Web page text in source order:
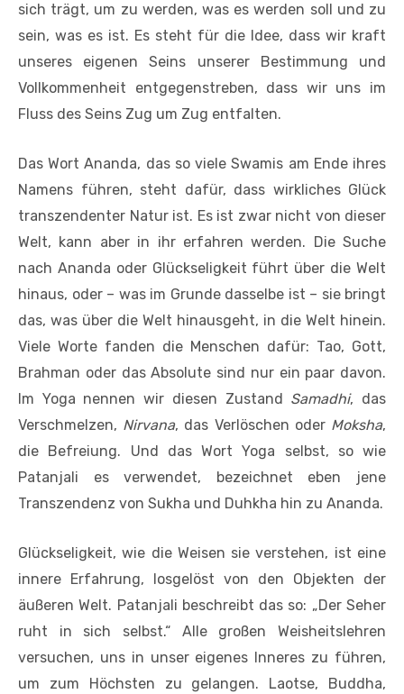
sich trägt, um zu werden, was es werden soll und zu
sein, was es ist. Es steht für die Idee, dass wir kraft
unseres eigenen Seins unserer Bestimmung und
Vollkommenheit entgegenstreben, dass wir uns im
Fluss des Seins Zug um Zug entfalten.
Das Wort Ananda, das so viele Swamis am Ende ihres
Namens führen, steht dafür, dass wirkliches Glück
transzendenter Natur ist. Es ist zwar nicht von dieser
Welt, kann aber in ihr erfahren werden. Die Suche
nach Ananda oder Glückseligkeit führt über die Welt
hinaus, oder – was im Grunde dasselbe ist – sie bringt
das, was über die Welt hinausgeht, in die Welt hinein.
Viele Worte fanden die Menschen dafür: Tao, Gott,
Brahman oder das Absolute sind nur ein paar davon.
Im Yoga nennen wir diesen Zustand Samadhi, das
Verschmelzen, Nirvana, das Verlöschen oder Moksha,
die Befreiung. Und das Wort Yoga selbst, so wie
Patanjali es verwendet, bezeichnet eben jene
Transzendenz von Sukha und Duhkha hin zu Ananda.
Glückseligkeit, wie die Weisen sie verstehen, ist eine
innere Erfahrung, losgelöst von den Objekten der
äußeren Welt. Patanjali beschreibt das so: „Der Seher
ruht in sich selbst.“ Alle großen Weisheitslehren
versuchen, uns in unser eigenes Inneres zu führen,
um zum Höchsten zu gelangen. Laotse, Buddha,